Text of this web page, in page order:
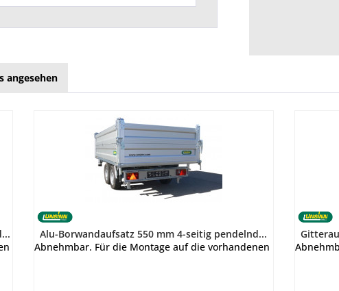
angesehen
Bordwände.
Alu-Borwandaufsatz 550 mm 4-seitig pendelnd...
Abnehmbar. Für die Montage auf die vorhandenen Bordwände.